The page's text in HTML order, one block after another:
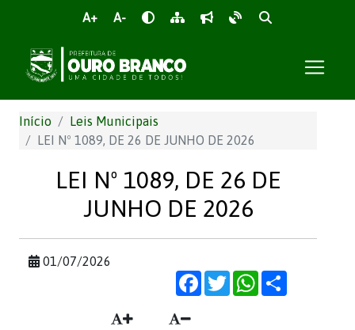
A+ A-
Início
Leis Municipais
LEI Nº 1089, DE 26 DE JUNHO DE 2026
LEI Nº 1089, DE 26 DE
JUNHO DE 2026
01/07/2026
Facebook
TwitterWhatsApp